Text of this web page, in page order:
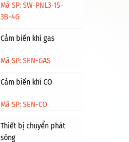
HV - Đen viền vàng
Mã SP: SW-PNL3-1S-
3B-4G
Cảm biến khí gas
Mã SP: SEN-GAS
Cảm biến khí CO
Mã SP: SEN-CO
Thiết bị chuyển phát
sóng